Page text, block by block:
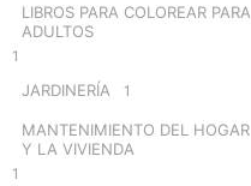
LIBROS PARA COLOREAR PARA
ADULTOS
1
JARDINERÍA 1
MANTENIMIENTO DEL HOGAR
Y LA VIVIENDA
1